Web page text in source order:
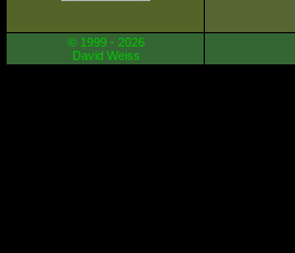
© 1999 - 2026
David Weiss